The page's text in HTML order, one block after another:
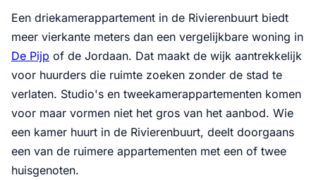
Een driekamerappartement in de Rivierenbuurt biedt
meer vierkante meters dan een vergelijkbare woning in
De Pijp of de Jordaan. Dat maakt de wijk aantrekkelijk
voor huurders die ruimte zoeken zonder de stad te
verlaten. Studio's en tweekamerappartementen komen
voor maar vormen niet het gros van het aanbod. Wie
een kamer huurt in de Rivierenbuurt, deelt doorgaans
een van de ruimere appartementen met een of twee
huisgenoten.